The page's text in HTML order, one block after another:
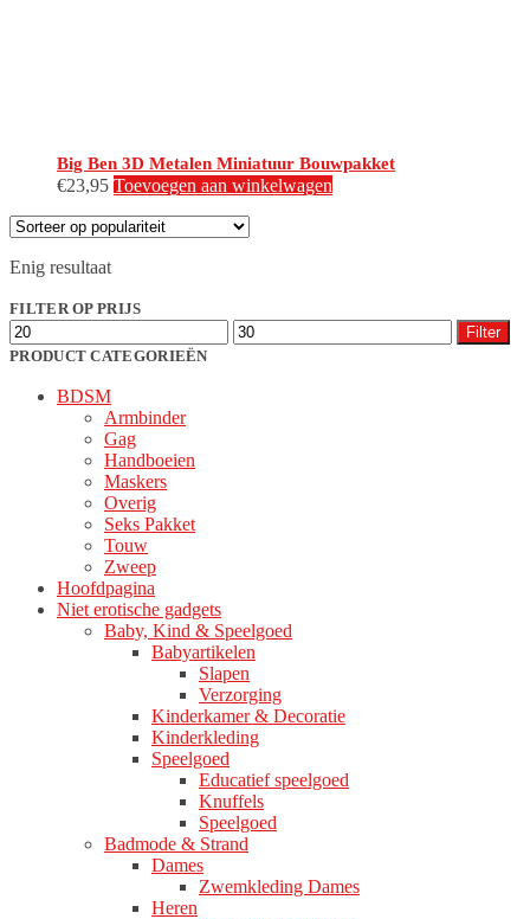
Big Ben 3D Metalen Miniatuur Bouwpakket
€23,95 Toevoegen aan winkelwagen
Enig resultaat
FILTER OP PRIJS
Min.
prijs
Max.
prijs
Filter
PRODUCT CATEGORIEËN
BDSM
Armbinder
Gag
Handboeien
Maskers
Overig
Seks Pakket
Touw
Zweep
Hoofdpagina
Niet erotische gadgets
Baby, Kind & Speelgoed
Babyartikelen
Slapen
Verzorging
Kinderkamer & Decoratie
Kinderkleding
Speelgoed
Educatief speelgoed
Knuffels
Speelgoed
Badmode & Strand
Dames
Zwemkleding Dames
Heren